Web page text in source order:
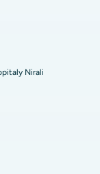
Rourkela
any Delhi
Nirali